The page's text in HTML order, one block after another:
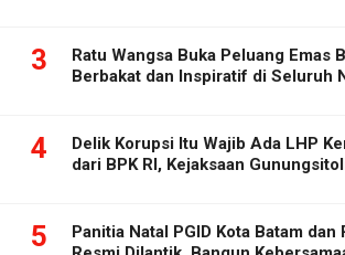
3
Ratu Wangsa Buka Peluang Emas
Berbakat dan Inspiratif di Seluruh
4
Delik Korupsi Itu Wajib Ada LHP
dari BPK RI, Kejaksaan
5
Panitia Natal PGID Kota Batam dan